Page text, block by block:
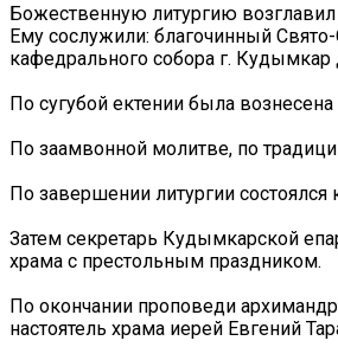
Божественную литургию
Ему сослужили: благочинный
кафедрального собора г.
По сугубой ектении была
По заамвонной молитве, по
По завершении литургии
Затем секретарь Кудымкарской
храма с престольным праздником.
По окончании проповеди
настоятель храма иерей Евгений